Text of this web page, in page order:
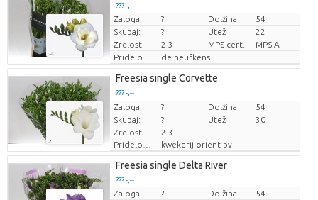
??? -,--
Cena za kos
Zaloga ? Dolžina
54
Skupaj:
? Utež
22
Zrelost
2-3 MPS cert.
MPS A
de heufkens
Freesia single Corvette
??? -,--
Cena za kos
Zaloga ? Dolžina
54
Skupaj:
? Utež
30
Zrelost
2-3
kwekerij orient bv
Freesia single Delta River
??? -,--
Cena za kos
Zaloga ? Dolžina
54